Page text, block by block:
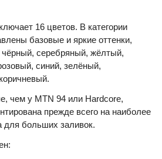
16 цветов. В категории
базовые и яркие оттенки,
серебряный, жёлтый,
синий, зелёный,
чем у MTN 94 или Hardcore,
прежде всего на наиболее
для больших заливок.